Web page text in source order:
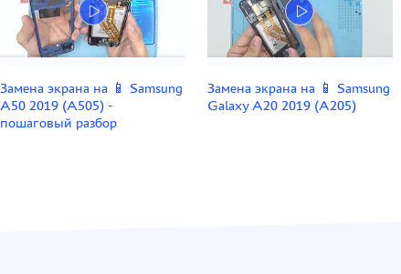
Замена экрана на 📱 Samsung
A50 2019 (A505) -
пошаговый разбор
Замена экрана на 📱 Samsung
Galaxy A20 2019 (A205)